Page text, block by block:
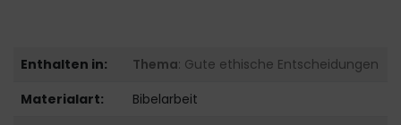
Enthalten in: Thema: Gute ethische Entscheidungen
Materialart:
Bibelarbeit